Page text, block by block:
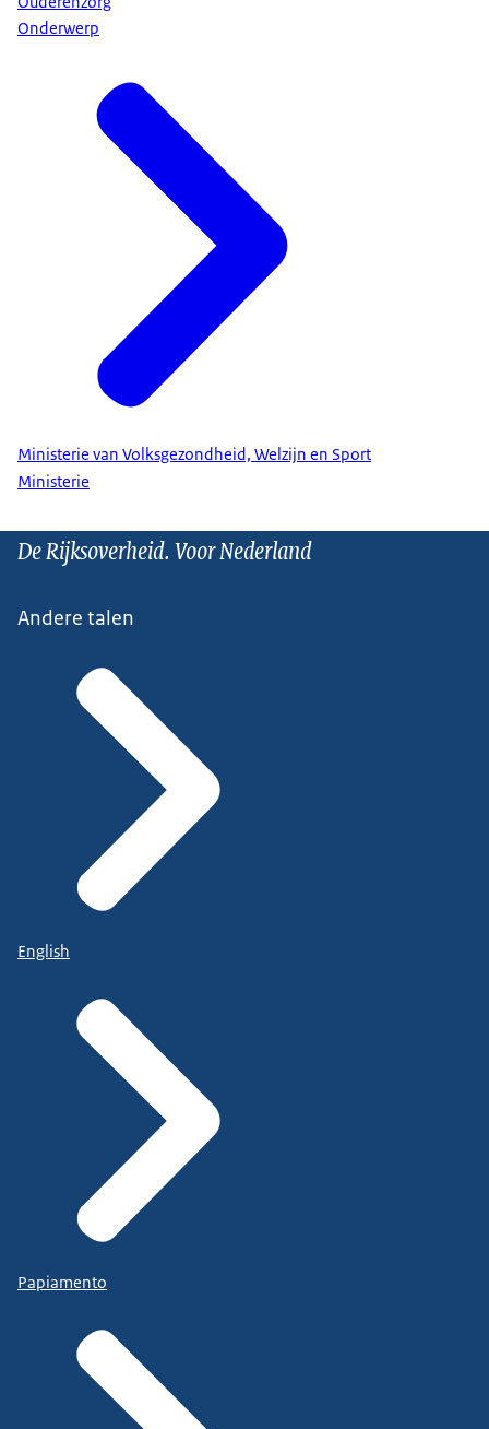
Onderwerp
Ministerie van Volksgezondheid, Welzijn en Sport
Ministerie
De Rijksoverheid. Voor Nederland
Andere talen
English
Papiamento